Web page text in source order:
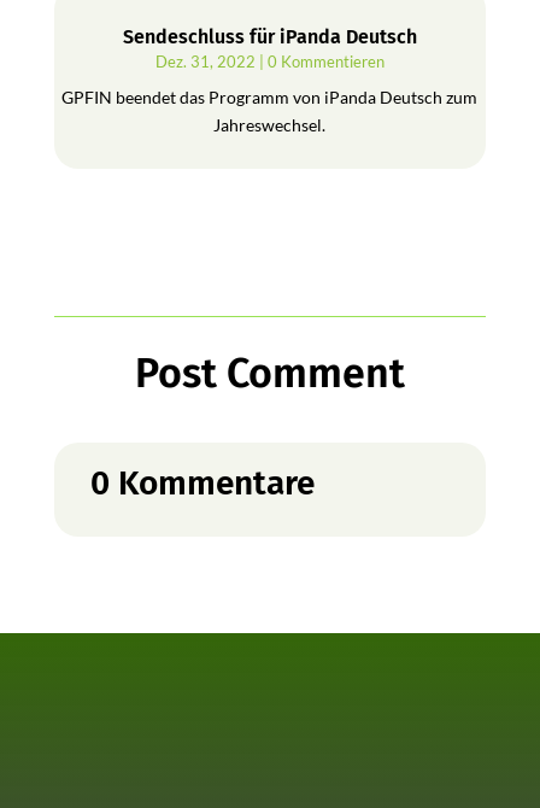
Sendeschluss für iPanda Deutsch
Dez. 31, 2022 | 0 Kommentieren
GPFIN beendet das Programm von iPanda Deutsch zum
Jahreswechsel.
Post Comment
0 Kommentare